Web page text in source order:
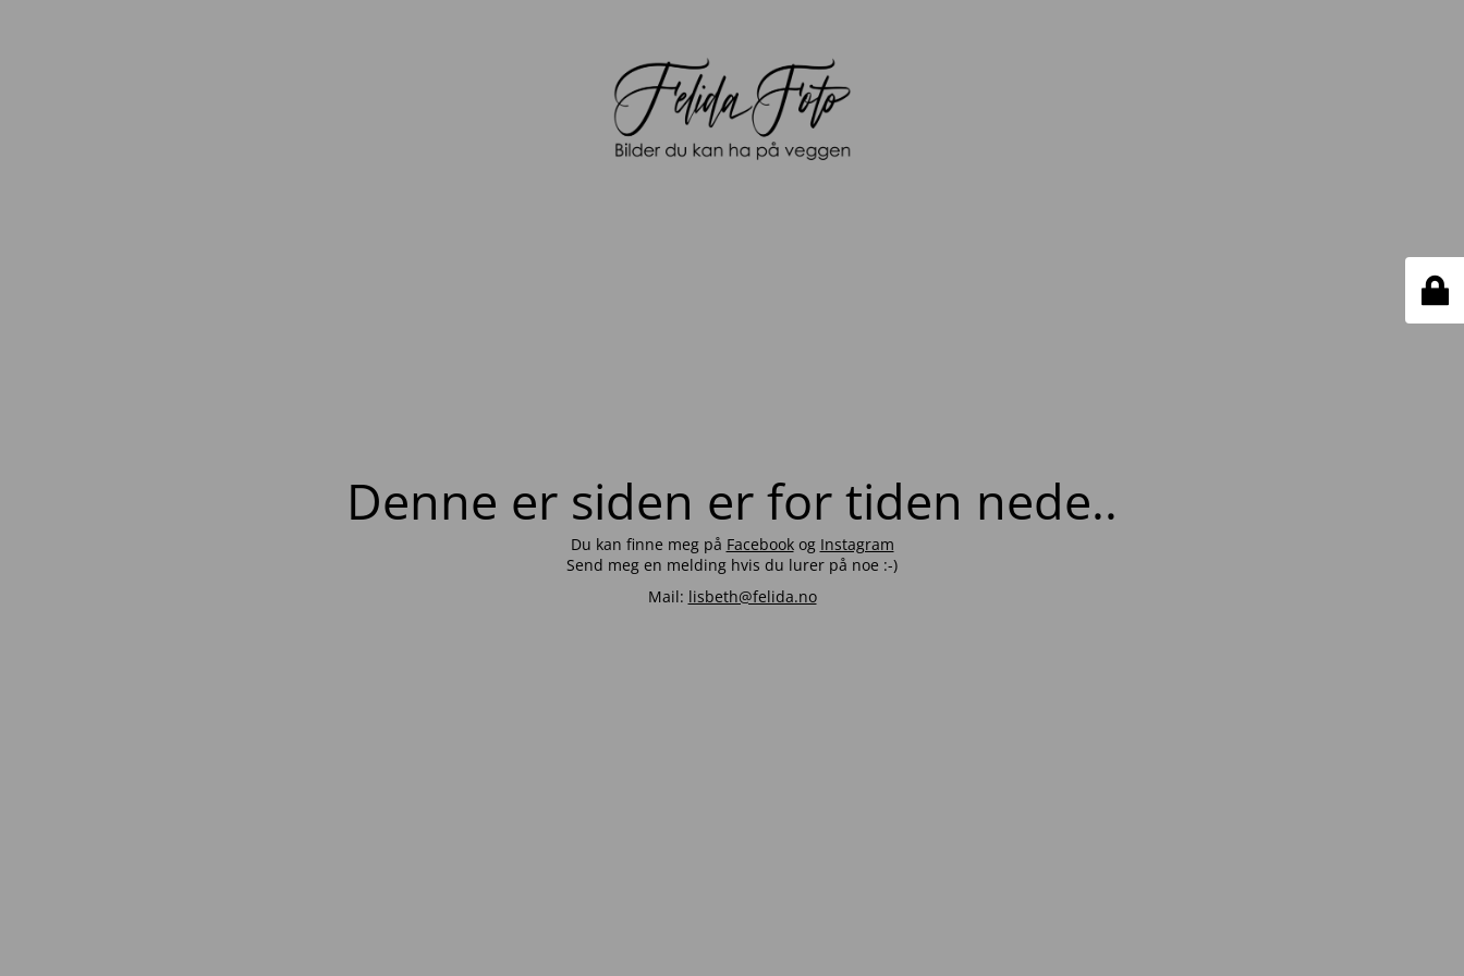
Denne er siden er for tiden nede..
Du kan finne meg på Facebookog Instagram
Send meg en melding hvis du lurer på noe :-)
Mail: lisbeth@felida.no